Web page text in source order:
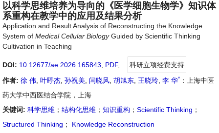
以科学思维培养为导向的《医学细胞生物学》知识体
系重构在教学中的应用及结果分析
Application and Result Analysis of Reconstructing the Knowledge
System of Medical Cellular BiologyGuided by Scientific Thinking
Cultivation in Teaching
DOI: 10.12677/ae.2026.165843 PDF,
科研立项经费支持
作者: 徐 伟 叶䁎杰 孙祝美 闫晓风 胡旭东 王晓玲 李 华* ：上海中医
药大学中西医结合学院，上海
关键词: 科学思维 ； 结构化思维 ； 知识重构 ； Scientific Thinking ；
Structured Thinking ； Knowledge Reconstruction